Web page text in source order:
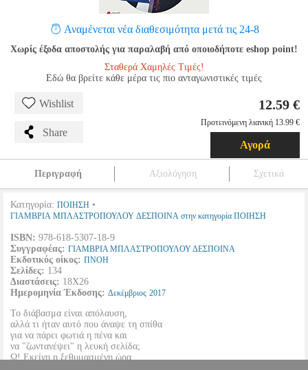
Αναμένεται νέα διαθεσιμότητα μετά τις 24-8
Χωρίς έξοδα αποστολής για παραλαβή από οποιοδήποτε eshop point!
Σταθερά Χαμηλές Τιμές!
Εδώ θα βρείτε κάθε μέρα τις πιο ανταγωνιστικές τιμές
Wishlist
Share
12.59 €
Προτεινόμενη λιανική 13.99 €
Αγορά
Περιγραφή Αξιολόγηση Σχετικά
Κατηγορία: ΠΟΙΗΣΗ •
ΓΙΑΜΒΡΙΑ ΜΠΛΑΣΤΡΟΠΟΥΛΟΥ ΔΕΣΠΟΙΝΑ στην κατηγορία ΠΟΙΗΣΗ
ISBN: 978-618-5307-18-9
Συγγραφέας: ΓΙΑΜΒΡΙΑ ΜΠΛΑΣΤΡΟΠΟΥΛΟΥ ΔΕΣΠΟΙΝΑ
Εκδοτικός οίκος: ΠΝΟΗ
Σελίδες: 134
Διαστάσεις: 18Χ26
Ημερομηνία Έκδοσης: Δεκέμβριος 2017
Το διάβασμα είναι απόλαυση,
αλλά τι ήταν αυτό που άναψε τη σπίθα
για να πάρει φωτιά η πένα και
να "ζωντανέψει" η λευκή σελίδα;
Ω! Εκείνη η ξεθυμασμένη ώρα,